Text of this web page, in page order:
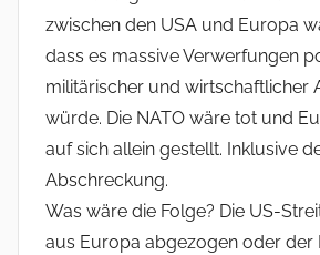
zwischen den USA und Europa
dass es massive Verwerfungen
militärischer und wirtschaftlicher
würde. Die NATO wäre tot und
auf sich allein gestellt. Inklusive
Abschreckung.
Was wäre die Folge? Die US-
aus Europa abgezogen oder der